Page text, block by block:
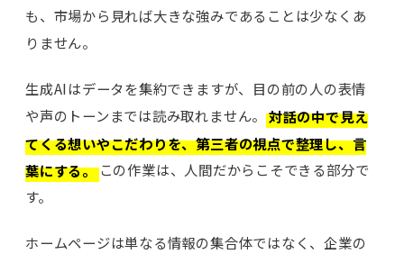
も、市場から見れば大きな強みであることは少なくあ
りません。
生成AIはデータを集約できますが、目の前の人の表情
や声のトーンまでは読み取れません。対話の中で見え
てくる想いやこだわりを、第三者の視点で整理し、言
葉にする。この作業は、人間だからこそできる部分で
す。
ホームページは単なる情報の集合体ではなく、企業の